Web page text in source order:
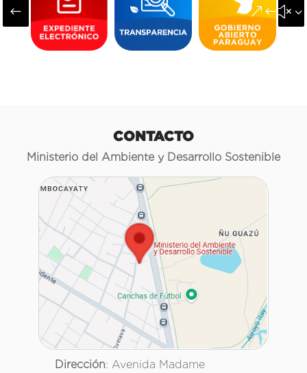
#
CONTACTO
Ministerio del Ambiente y Desarrollo Sostenible
Dirección: Avenida Madame